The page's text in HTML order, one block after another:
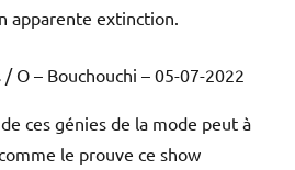
apparente extinction.
O – Bouchouchi – 05-07-2022
ces génies de la mode peut à
le prouve ce show